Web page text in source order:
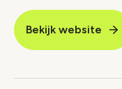
Bekijk website